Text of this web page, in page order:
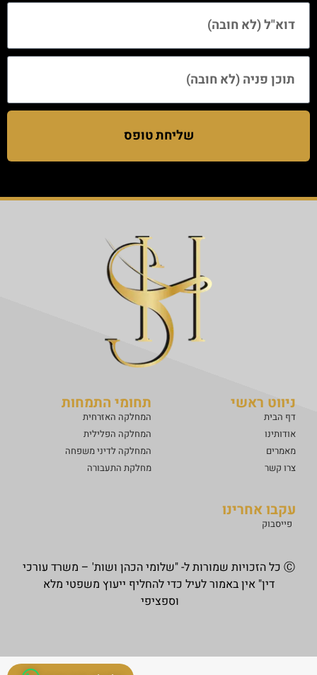
שליחת טופס
ניווט ראשי
דף הבית
אודותינו
מאמרים
צרו קשר
תחומי התמחות
המחלקה האזרחית
המחלקה הפלילית
המחלקה לדיני משפחה
מחלקת התעבורה
עקבו אחרינו
פייסבוק
Ⓒ כל הזכויות שמורות ל- "שלומי הכהן ושות' – משרד עורכי
דין" אין באמור לעיל כדי להחליף ייעוץ משפטי מלא
וספציפי